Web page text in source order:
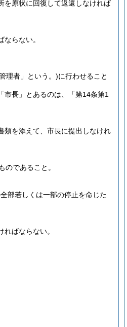
を原状に回復して返還しなければ
らない。
理者」という。)に行わせること
市長」とあるのは、「第14条第1
類を添えて、市長に提出しなけれ
であること。
部若しくは一部の停止を命じた
ばならない。